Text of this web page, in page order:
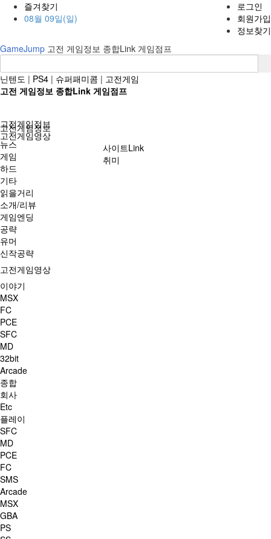
즐겨찾기
08월 09일(일)
로그인
회원가입
정보찾기
GameJump 고전 게임정보 종합Link 게임점프
닌텐도 | PS4 | 슈퍼패미콤 | 고전게임
고전 게임정보 종합Link 게임점프
고전게임정보
뉴스
게임
하드
기타
읽을거리
소개/리뷰
게임엔딩
공략
유머
신작공략
고전게임영상
이야기
MSX
FC
PCE
SFC
MD
32bit
Arcade
종합
회사
Etc
플레이
SFC
MD
PCE
FC
SMS
Arcade
MSX
GBA
PS
고전게임정보
고전게임영상
사이트Link
취미